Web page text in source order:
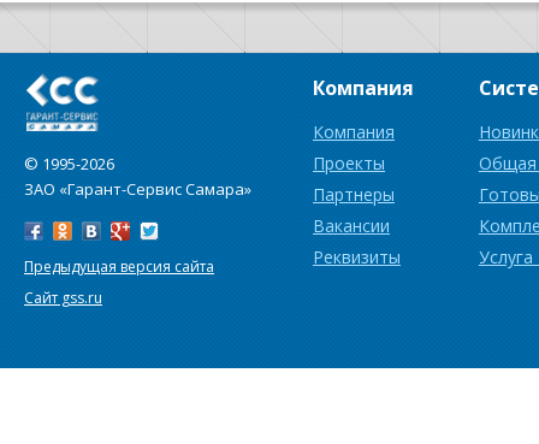
© 1995-2026
ЗАО «Гарант-Сервис Самара»
Предыдущая версия сайта
Сайт gss.ru
Компания
Компания
Проекты
Партнеры
Вакансии
Реквизиты
Общая